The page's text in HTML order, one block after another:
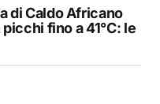
di Caldo Africano
fino a 41°C: le